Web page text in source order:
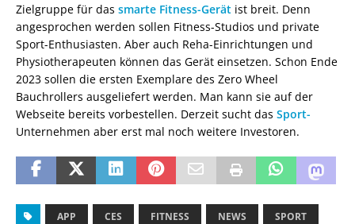
Zielgruppe für das smarte Fitness-Gerät ist breit. Denn
angesprochen werden sollen Fitness-Studios und private
Sport-Enthusiasten. Aber auch Reha-Einrichtungen und
Physiotherapeuten können das Gerät einsetzen. Schon Ende
2023 sollen die ersten Exemplare des Zero Wheel
Bauchrollers ausgeliefert werden. Man kann sie auf der
Webseite bereits vorbestellen. Derzeit sucht das Sport-
Unternehmen aber erst mal noch weitere Investoren.
APP CES FITNESS NEWS SPORT